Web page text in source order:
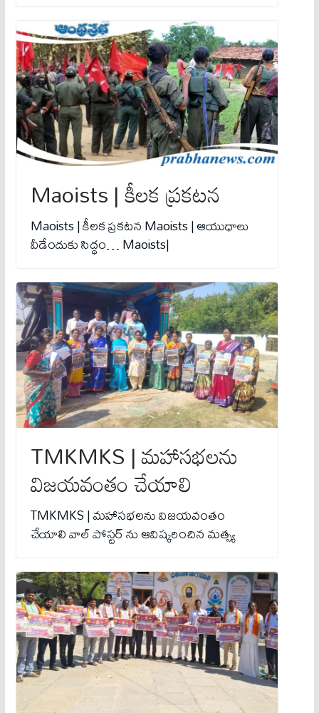
Maoists | కీలక ప్రకటన
Maoists | కీలక ప్రకటన Maoists | ఆయుధాలు
వీడేందుకు సిద్ధం… Maoists|
TMKMKS | మహాసభలను
విజయవంతం చేయాలి
TMKMKS | మహాసభలను విజయవంతం
చేయాలి వాల్ పోస్టర్‌ ను ఆవిష్కరించిన మత్స్య